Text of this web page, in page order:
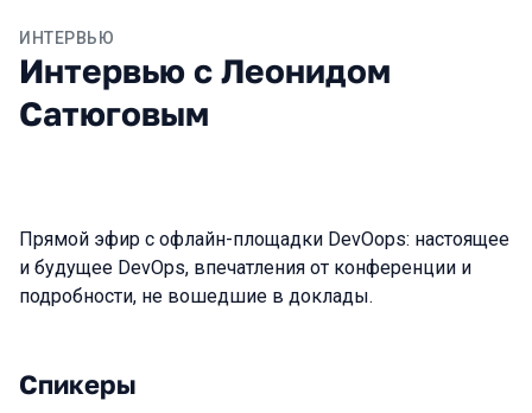
ИНТЕРВЬЮ
Интервью с Леонидом
Сатюговым
Прямой эфир с офлайн-площадки DevOops: настоящее
и будущее DevOps, впечатления от конференции и
подробности, не вошедшие в доклады.
Спикеры